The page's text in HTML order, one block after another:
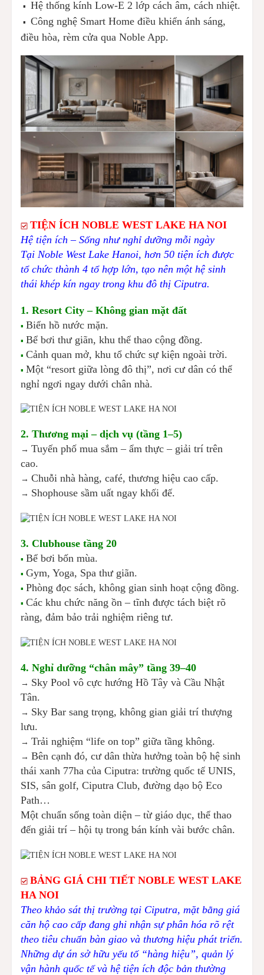
▪️Hệ thống kính Low-E 2 lớp cách âm, cách nhiệt.
▪️Công nghệ Smart Home điều khiển ánh sáng,
điều hòa, rèm cửa qua Noble App.
TIỆN ÍCH NOBLE WEST LAKE HA NOI
Hệ tiện ích – Sống như nghỉ dưỡng mỗi ngày
Tại Noble West Lake Hanoi, hơn 50 tiện ích được
tổ chức thành 4 tổ hợp lớn, tạo nên một hệ sinh
thái khép kín ngay trong khu đô thị Ciputra.
1. Resort City – Không gian mặt đất
▪️Biển hồ nước mặn.
▪️Bể bơi thư giãn, khu thể thao cộng đồng.
▪️Cảnh quan mở, khu tổ chức sự kiện ngoài trời.
▪️Một “resort giữa lòng đô thị”, nơi cư dân có thể
nghỉ ngơi ngay dưới chân nhà.
2. Thương mại – dịch vụ (tầng 1–5)
→Tuyến phố mua sắm – ẩm thực – giải trí trên
cao.
→Chuỗi nhà hàng, café, thương hiệu cao cấp.
→ Shophouse sầm uất ngay khối đế.
3. Clubhouse tầng 20
▪️Bể bơi bốn mùa.
▪️Gym, Yoga, Spa thư giãn.
▪️Phòng đọc sách, không gian sinh hoạt cộng đồng.
▪️Các khu chức năng ồn – tĩnh được tách biệt rõ
ràng, đảm bảo trải nghiệm riêng tư.
4. Nghỉ dưỡng “chân mây” tầng 39–40
→ Sky Pool vô cực hướng Hồ Tây và Cầu Nhật
Tân.
→ Sky Bar sang trọng, không gian giải trí thượng
lưu.
→Trải nghiệm “life on top” giữa tầng không.
→ Bên cạnh đó, cư dân thừa hưởng toàn bộ hệ sinh
thái xanh 77ha của Ciputra: trường quốc tế UNIS,
SIS, sân golf, Ciputra Club, đường dạo bộ Eco
Path…
Một chuẩn sống toàn diện – từ giáo dục, thể thao
đến giải trí – hội tụ trong bán kính vài bước chân.
BẢNG GIÁ CHI TIẾT NOBLE WEST LAKE
HA NOI
Theo khảo sát thị trường tại Ciputra, mặt bằng giá
căn hộ cao cấp đang ghi nhận sự phân hóa rõ rệt
theo tiêu chuẩn bàn giao và thương hiệu phát triển.
Những dự án sở hữu yếu tố “hàng hiệu”, quản lý
vận hành quốc tế và hệ tiện ích độc bản thường